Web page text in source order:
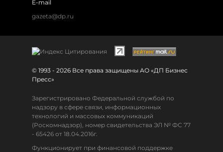
E-mail
gazeta@dp.ru
© 1993 - 2026 Все права защищены АО «ДП Бизнес
Пресс»
Зарегистрировано Федеральной службой по
надзору в сфере связи, информационных
технологий и массовых коммуникаций
(Роскомнадзор), номер свидетельства ЭЛ № ФС 77
- 65426 от 18.04.2016г.
Функционирует при финансовой поддержке